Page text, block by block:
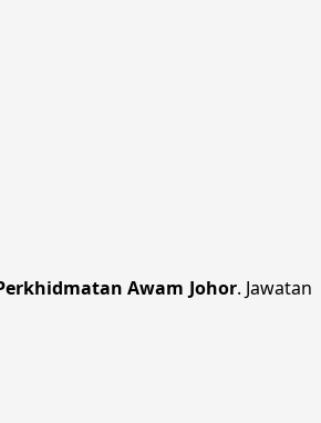
Awam Johor. Jawatan